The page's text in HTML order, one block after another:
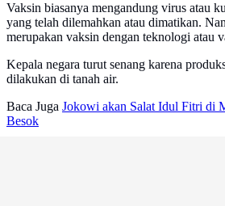
Vaksin biasanya mengandung virus atau
yang telah dilemahkan atau dimatikan.
merupakan vaksin dengan teknologi atau
Kepala negara turut senang karena
dilakukan di tanah air.
Baca Juga Jokowi akan Salat Idul Fitri di
Besok